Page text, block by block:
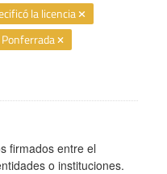
la licencia
firmados entre el
o instituciones.